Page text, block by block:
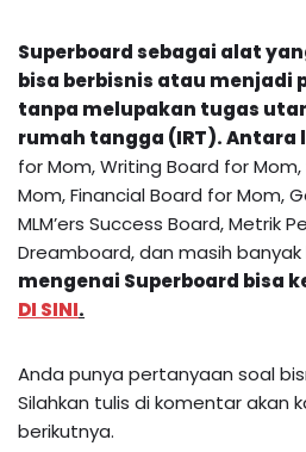
Superboard sebagai alat
bisa berbisnis atau menjadi
tanpa melupakan tugas
rumah tangga (IRT). Antara
for Mom, Writing Board for
Mom, Financial Board for Mom,
MLM’ers Success Board, Metrik
Dreamboard, dan masih banyak
mengenai Superboard bisa
DI SINI.
Anda punya pertanyaan soal
Silahkan tulis di komentar akan
berikutnya.